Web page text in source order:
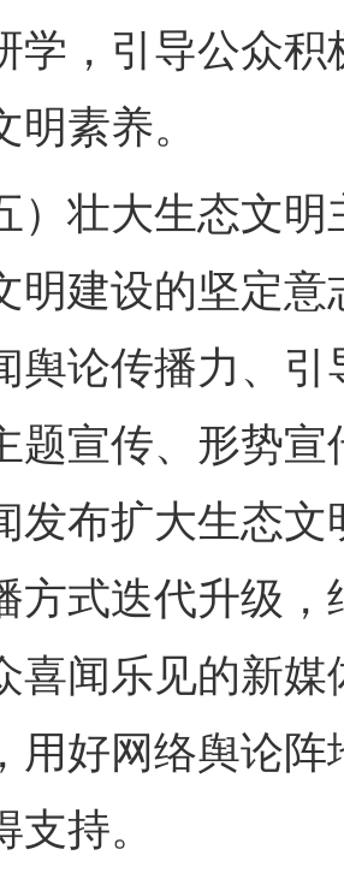
学，引导公众
素养。
壮大生态文明
明建设的坚定
舆论传播力、
题宣传、形势
发布扩大生态
方式迭代升级
喜闻乐见的新
用好网络舆论
持。